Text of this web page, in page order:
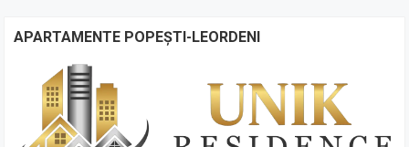
APARTAMENTE POPEȘTI-LEORDENI